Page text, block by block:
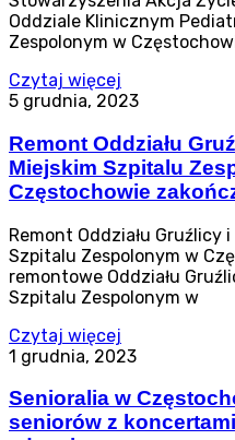
Oddziale Klinicznym
Zespolonym w
Czytaj więcej
5 grudnia, 2023
Remont Oddziału
Miejskim Szpitalu
Częstochowie
Remont Oddziału Gruźlicy
Szpitalu Zespolonym w
remontowe Oddziału
Szpitalu Zespolonym w
Czytaj więcej
1 grudnia, 2023
Senioralia w
seniorów z